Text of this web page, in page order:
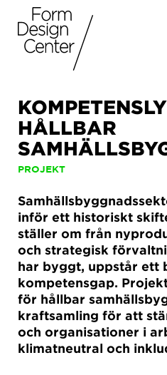
HÅLLBAR
PROJEKT
inför ett historiskt
ställer om från
och strategisk
har byggt, uppstår ett
kompetensgap.
för hållbar
kraftsamling för att
och organisationer i
klimatneutral och